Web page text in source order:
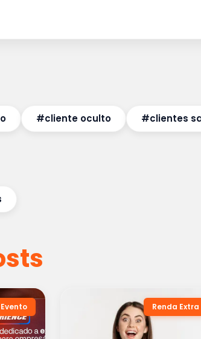
#cliente oculto #clientes
Evento Renda Extra